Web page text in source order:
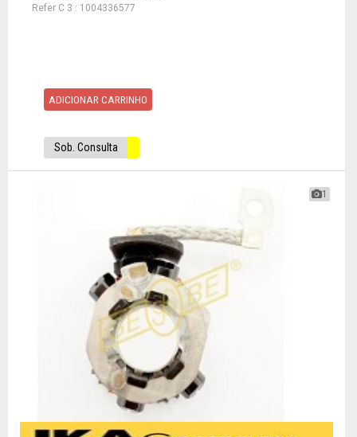
Refer C 3 : 1004336577
ADICIONAR CARRINHO
Sob. Consulta
1